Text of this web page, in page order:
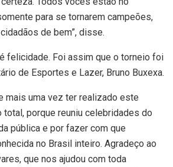
para se tornarem campeões,
de bem”, disse.
felicidade. Foi assim que o torneio foi
de Esportes e Lazer, Bruno Buxexa.
mais uma vez ter realizado este
porque reuniu celebridades do
pública e por fazer com que
no Brasil inteiro. Agradeço ao
que nos ajudou com toda